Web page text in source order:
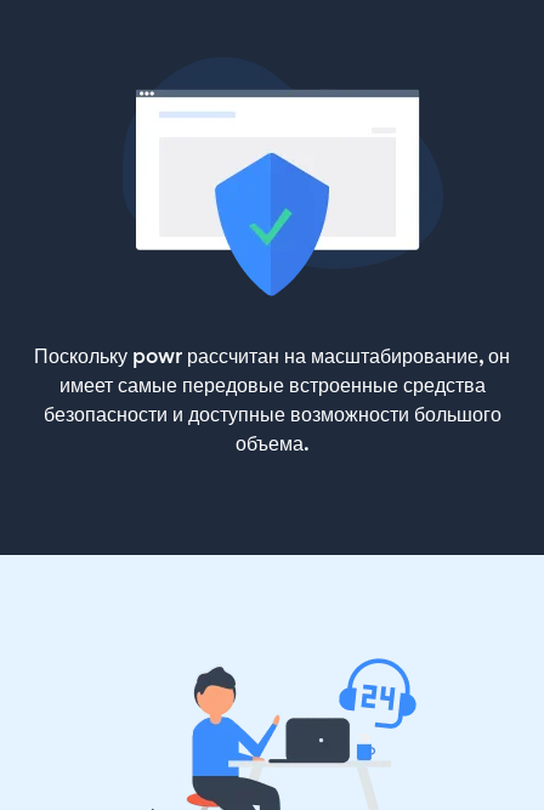
Поскольку powr рассчитан на масштабирование, он
имеет самые передовые встроенные средства
безопасности и доступные возможности большого
объема.